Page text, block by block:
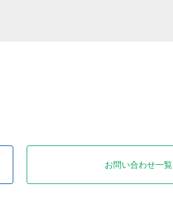
お問い合わせ一覧